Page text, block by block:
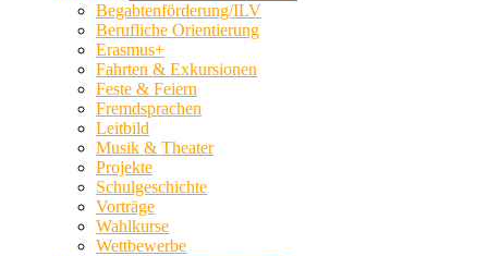
Begabtenförderung/ILV
Berufliche Orientierung
Erasmus+
Fahrten & Exkursionen
Feste & Feiern
Fremdsprachen
Leitbild
Musik & Theater
Projekte
Schulgeschichte
Vorträge
Wahlkurse
Wettbewerbe